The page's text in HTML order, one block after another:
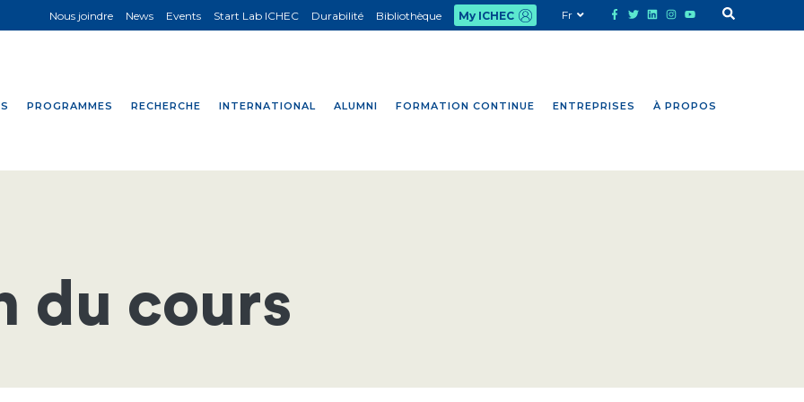
PROGRAMMES RECHERCHE INTERNATIONAL ALUMNI FORMATION CONTINUE ENTREPRISES À PROPOS
Nous joindre News Events Start Lab ICHEC Durabilité Bibliothèque My ICHEC Fr
du cours